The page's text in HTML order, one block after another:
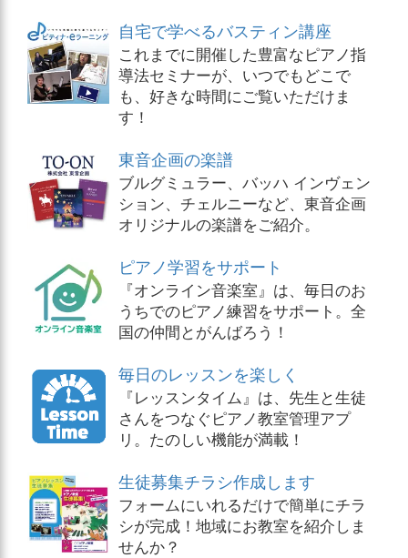
自宅で学べるバスティン講座
これまでに開催した豊富なピアノ指
導法セミナーが、いつでもどこで
も、好きな時間にご覧いただけま
す！
東音企画の楽譜
ブルグミュラー、バッハ インヴェン
ション、チェルニーなど、東音企画
オリジナルの楽譜をご紹介。
ピアノ学習をサポート
『オンライン音楽室』は、毎日のお
うちでのピアノ練習をサポート。全
国の仲間とがんばろう！
毎日のレッスンを楽しく
『レッスンタイム』は、先生と生徒
さんをつなぐピアノ教室管理アプ
リ。たのしい機能が満載！
生徒募集チラシ作成します
フォームにいれるだけで簡単にチラ
シが完成！地域にお教室を紹介しま
せんか？